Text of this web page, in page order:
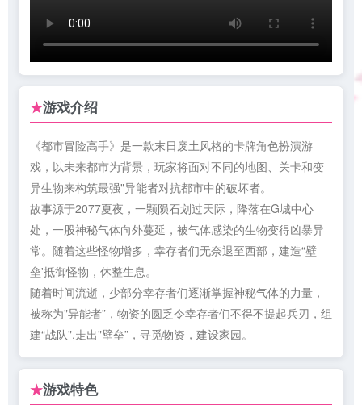
★游戏介绍
《都市冒险高手》是一款末日废土风格的卡牌角色扮演游
戏，以未来都市为背景，玩家将面对不同的地图、关卡和变
异生物来构筑最强"异能者对抗都市中的破坏者。
故事源于2077夏夜，一颗陨石划过天际，降落在G城中心
处，一股神秘气体向外蔓延，被气体感染的生物变得凶暴异
常。随着这些怪物增多，幸存者们无奈退至西部，建造“壁
垒'抵御怪物，休整生息。
随着时间流逝，少部分幸存者们逐渐掌握神秘气体的力量，
被称为"异能者”，物资的圆乏令幸存者们不得不提起兵刃，组
建“战队",走出"壁垒”，寻觅物资，建设家园。
★游戏特色